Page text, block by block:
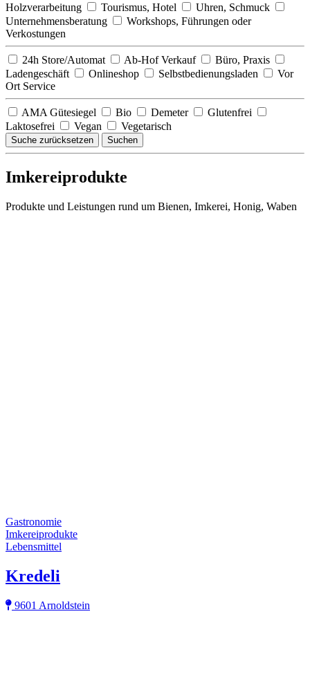
Holzverarbeitung
Tourismus, Hotel
Uhren, Schmuck
Unternehmensberatung
Workshops, Führungen oder
Verkostungen
24h Store/Automat Ab-Hof Verkauf
Büro, Praxis
Ladengeschäft
Onlineshop Selbstbedienungsladen
Vor
Ort Service
AMA Gütesiegel Bio Demeter
Glutenfrei
Laktosefrei
Vegan Vegetarisch
Suche zurücksetzen Suchen
Imkereiprodukte
Produkte und Leistungen rund um Bienen, Imkerei, Honig, Waben
Gastronomie
Imkereiprodukte
Lebensmittel
Kredeli
9601 Arnoldstein